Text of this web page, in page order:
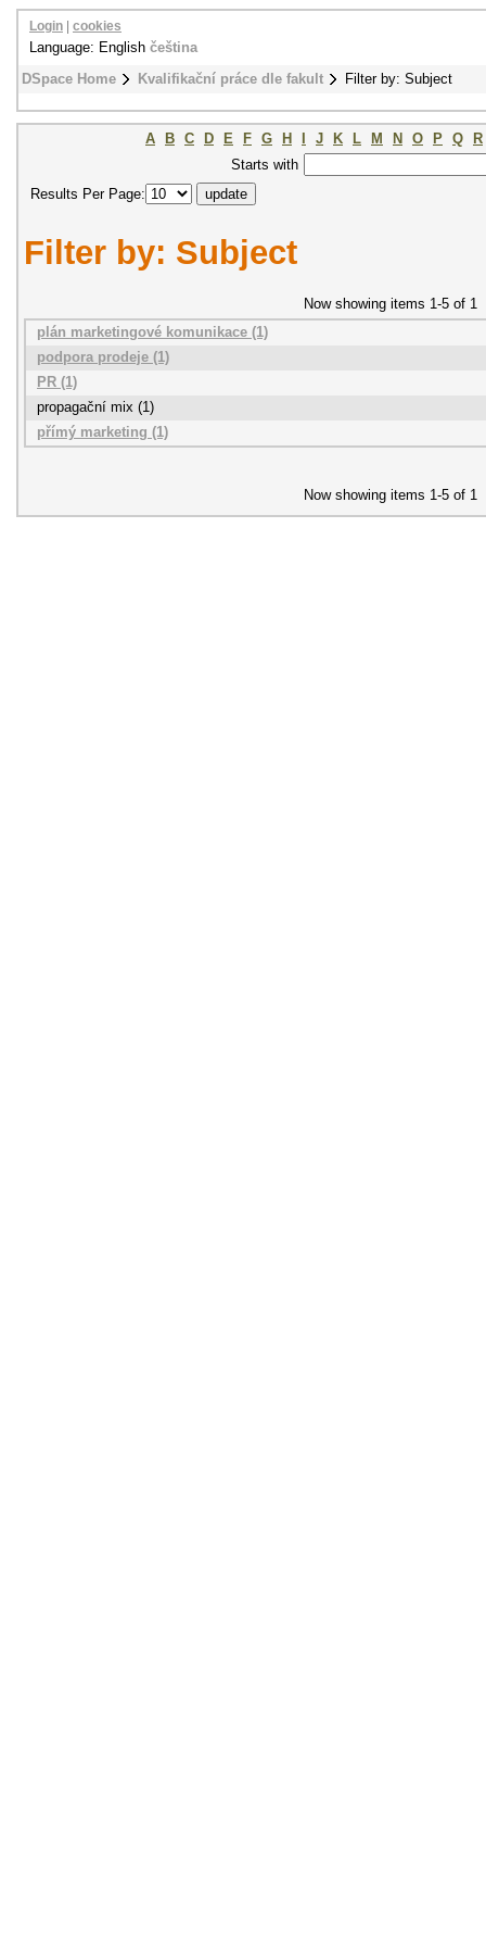
DSpace Home Kvalifikační práce dle fakult Filter by: Subject
Login cookies
Language: English čeština
A B C D E F G H J K L M N O P Q
R
Starts with
Results Per Page:
Filter by: Subject
Now showing items 1-5 of 1
plán marketingové komunikace (1)
podpora prodeje (1)
PR (1)
propagační mix (1)
přímý marketing (1)
Now showing items 1-5 of 1